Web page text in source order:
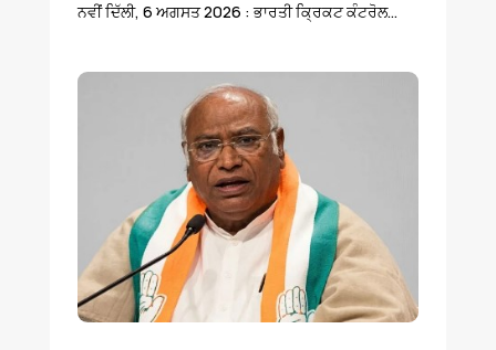
ਨਵੀਂ ਦਿੱਲੀ, 6 ਅਗਸਤ 2026 : ਭਾਰਤੀ ਕ੍ਰਿਕਟ ਕੰਟਰੋਲ...